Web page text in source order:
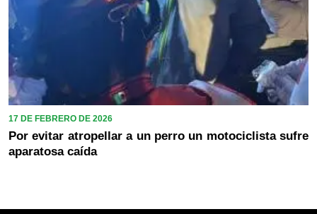
17 DE FEBRERO DE 2026
Por evitar atropellar a un perro un motociclista sufre
aparatosa caída